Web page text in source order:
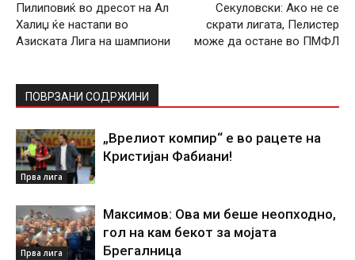
Пилиповиќ во дресот на Ал
Халиџ ќе настапи во
Азиската Лига на шампиони
Секуловски: Ако не се
скрати лигата, Пелистер
може да остане во ПМФЛ
ПОВРЗАНИ СОДРЖИНИ
Прва лига
„Врелиот компир“ е во рацете на
Кристијан Фабиани!
Прва лига
Максимов: Ова ми беше неопходно,
гол на кам бекот за мојата
Брегалница